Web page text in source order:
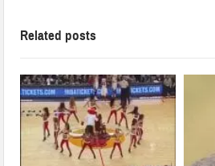
Related posts